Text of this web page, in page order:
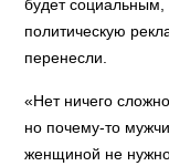
будет социальным,
политическую
перенесли.
«Нет ничего
но почему-то
женщиной не